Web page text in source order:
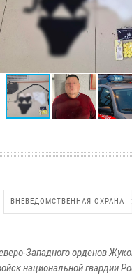
ВНЕВЕДОМСТВЕННАЯ ОХРАНА
Западного орденов
национальной гвардии